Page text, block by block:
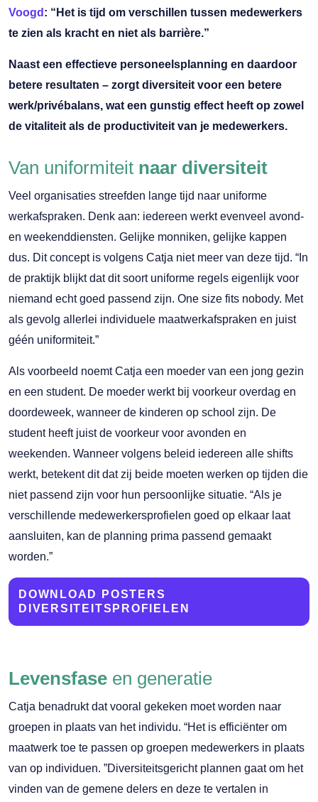
Voogd : “Het is tijd om verschillen tussen medewerkers
te zien als kracht en niet als barrière.”
Naast een effectieve personeelsplanning en daardoor
betere resultaten – zorgt diversiteit voor een betere
werk/privébalans, wat een gunstig effect heeft op zowel
de vitaliteit als de productiviteit van je medewerkers.
Van uniformiteit naar diversiteit
Veel organisaties streefden lange tijd naar uniforme
werkafspraken. Denk aan: iedereen werkt evenveel avond-
en weekenddiensten. Gelijke monniken, gelijke kappen
dus. Dit concept is volgens Catja niet meer van deze tijd. “In
de praktijk blijkt dat dit soort uniforme regels eigenlijk voor
niemand echt goed passend zijn. One size fits nobody. Met
als gevolg allerlei individuele maatwerkafspraken en juist
géén uniformiteit.”
Als voorbeeld noemt Catja een moeder van een jong gezin
en een student. De moeder werkt bij voorkeur overdag en
doordeweek, wanneer de kinderen op school zijn. De
student heeft juist de voorkeur voor avonden en
weekenden. Wanneer volgens beleid iedereen alle shifts
werkt, betekent dit dat zij beide moeten werken op tijden die
niet passend zijn voor hun persoonlijke situatie. “Als je
verschillende medewerkersprofielen goed op elkaar laat
aansluiten, kan de planning prima passend gemaakt
worden.”
DOWNLOAD POSTERS
DIVERSITEITSPROFIELEN
Levensfase en generatie
Catja benadrukt dat vooral gekeken moet worden naar
groepen in plaats van het individu. “Het is efficiënter om
maatwerk toe te passen op groepen medewerkers in plaats
van op individuen. ”Diversiteitsgericht plannen gaat om het
vinden van de gemene delers en deze te vertalen in